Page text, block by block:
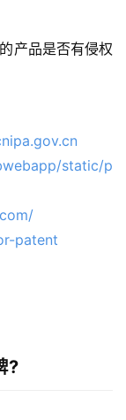
产品是否有侵权
static/p
patent
?